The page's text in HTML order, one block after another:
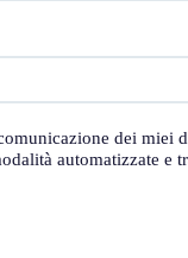
dei miei
automatizzate e